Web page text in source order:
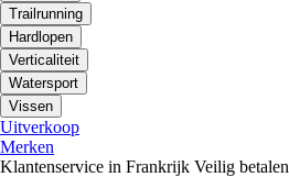
Trailrunning
Hardlopen
Verticaliteit
Watersport
Vissen
Uitverkoop
Merken
Klantenservice in Frankrijk Veilig betalen